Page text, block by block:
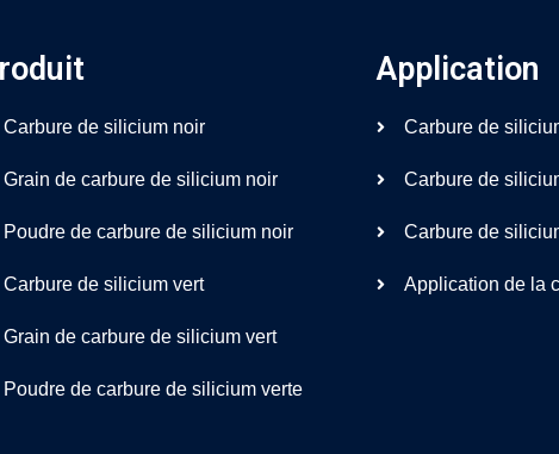
Carbure de silicium noir
Grain de carbure de silicium noir
Poudre de carbure de silicium noir
Carbure de silicium vert
Grain de carbure de silicium vert
Poudre de carbure de silicium verte
Application
Carbure de
Carbure de
Carbure de
Application de la